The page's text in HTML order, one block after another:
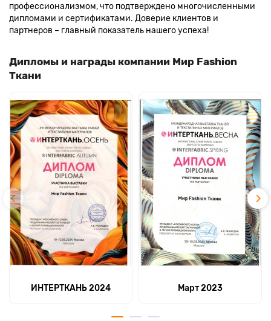
профессионализмом, что подтверждено многочисленными
дипломами и сертификатами. Доверие клиентов и
партнеров – главный показатель нашего успеха!
Дипломы и награды компании Мир Fashion
Ткани
ИНТЕРТКАНЬ 2024 Март 2023